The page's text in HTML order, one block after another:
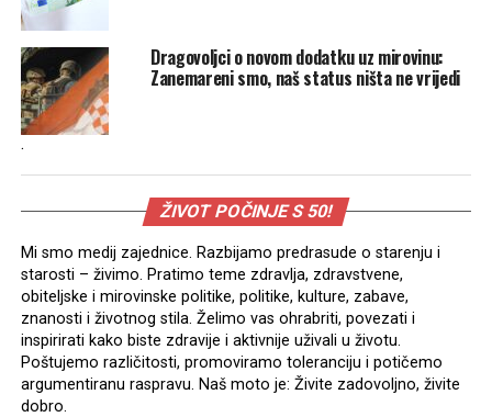
Dragovoljci o novom dodatku uz mirovinu:
Zanemareni smo, naš status ništa ne vrijedi
.
ŽIVOT POČINJE S 50!
Mi smo medij zajednice. Razbijamo predrasude o starenju i
starosti – živimo. Pratimo teme zdravlja, zdravstvene,
obiteljske i mirovinske politike, politike, kulture, zabave,
znanosti i životnog stila. Želimo vas ohrabriti, povezati i
inspirirati kako biste zdravije i aktivnije uživali u životu.
Poštujemo različitosti, promoviramo toleranciju i potičemo
argumentiranu raspravu. Naš moto je: Živite zadovoljno, živite
dobro.